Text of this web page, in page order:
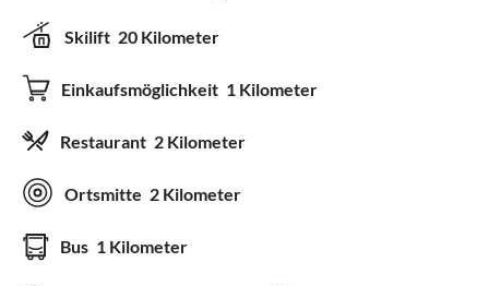
Skilift 20 Kilometer
Einkaufsmöglichkeit 1 Kilometer
Restaurant 2 Kilometer
Ortsmitte 2 Kilometer
Bus 1 Kilometer